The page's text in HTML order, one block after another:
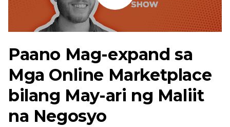
Paano Mag-expand sa
Mga Online Marketplace
bilang May-ari ng Maliit
na Negosyo